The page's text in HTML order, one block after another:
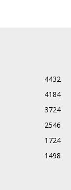
4432
4184
3724
2546
1724
1498